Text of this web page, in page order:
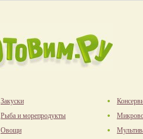
Закуски
Рыба и морепродукты
Овощи